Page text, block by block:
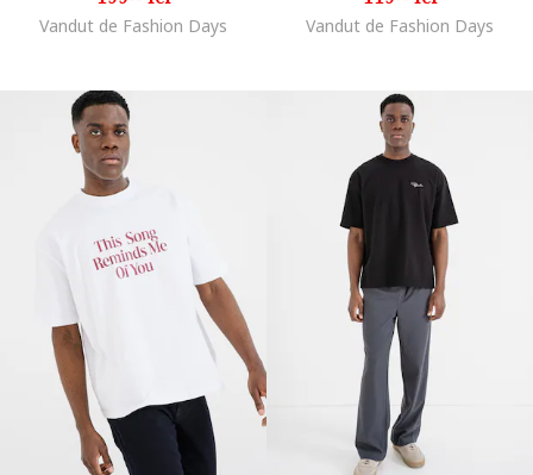
Vandut de Fashion Days Vandut de Fashion Days